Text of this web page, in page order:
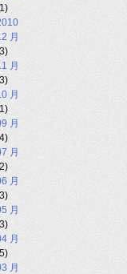
月
月
月
月
月
月
月
月
月